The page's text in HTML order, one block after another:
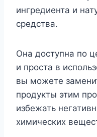
ингредиента и
средства.
Она доступна по
и проста в
вы можете
продукты этим
избежать
химических